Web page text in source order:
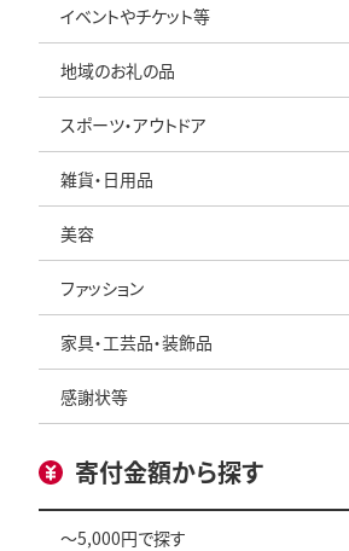
イベントやチケット等
地域のお礼の品
スポーツ・アウトドア
雑貨・日用品
美容
ファッション
家具・工芸品・装飾品
感謝状等
寄付金額から探す
～5,000円で探す